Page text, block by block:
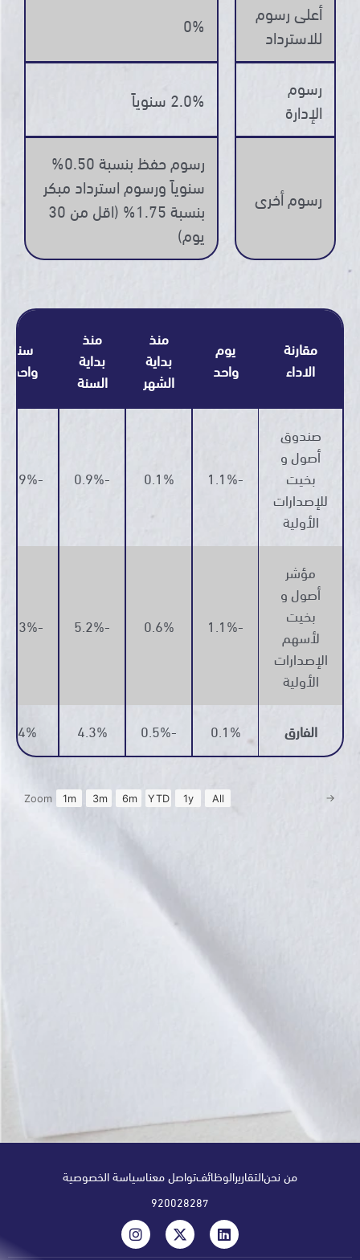
أعلى رسوم
للاسترداد
0%
رسوم
الإدارة
2.0% سنوياً
رسوم أخرى
رسوم حفظ بنسبة 0.50%
سنوياً ورسوم استرداد مبكر
بنسبة 1.75% (اقل من 30
يوم)
مقارنة
الاداء
يوم
واحد
منذ
بداية
الشهر
منذ
بداية
السنة
سنة
واحدة
صندوق
أصول و
بخيت
للإصدارات
الأولية
-1.1%
0.1%
-0.9%
-11.9%
مؤشر
أصول و
بخيت
لأسهم
الإصدارات
الأولية
-1.1%
0.6%
-5.2%
-15.3%
الفارق 0.1%
-0.5%
4.3%
3.4%
Zoom 1m 3m 6m YTD 1y All →
من نحنالتقاريرالوظائفتواصل معناسياسة الخصوصية
920028287